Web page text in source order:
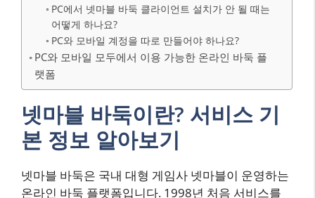
PC에서 넷마블 바둑 클라이언트 설치가 안 될 때는
어떻게 하나요?
PC와 모바일 계정을 따로 만들어야 하나요?
PC와 모바일 모두에서 이용 가능한 온라인 바둑 플
랫폼
넷마블 바둑이란? 서비스 기
본 정보 알아보기
넷마블 바둑은 국내 대형 게임사 넷마블이 운영하는
온라인 바둑 플랫폼입니다. 1998년 처음 서비스를